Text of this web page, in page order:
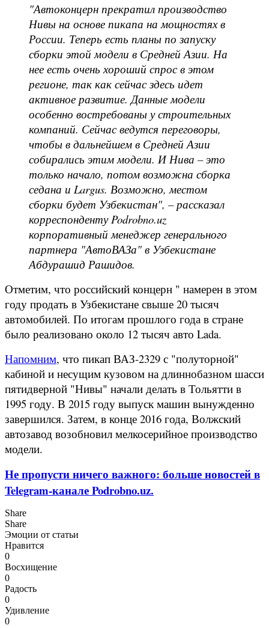
"Автоконцерн прекратил производство
Нивы на основе пикапа на мощностях в
России. Теперь есть планы по запуску
сборки этой модели в Средней Азии. На
нее есть очень хороший спрос в этом
регионе, так как сейчас здесь идет
активное развитие. Данные модели
особенно востребованы у строительных
компаний. Сейчас ведутся переговоры,
чтобы в дальнейшем в Средней Азии
собирались этим модели. И Нива – это
только начало, потом возможна сборка
седана и Largus. Возможно, местом
сборки будет Узбекистан", – рассказал
корреспонденту Podrobno.uz
корпоративный менеджер генерального
партнера "АвтоВАЗа" в Узбекистане
Абдурашид Рашидов.
Отметим, что российский концерн " намерен в этом
году продать в Узбекистане свыше 20 тысяч
автомобилей. По итогам прошлого года в стране
было реализовано около 12 тысяч авто Lada.
Напомним, что пикап ВАЗ-2329 с "полуторной"
кабиной и несущим кузовом на длиннобазном шасси
пятидверной "Нивы" начали делать в Тольятти в
1995 году. В 2015 году выпуск машин вынужденно
завершился. Затем, в конце 2016 года, Волжский
автозавод возобновил мелкосерийное производство
модели.
Не пропусти ничего важного: больше новостей в
Telegram-канале Podrobno.uz.
Share
Share
Эмоции от статьи
Нравится
0
Восхищение
0
Радость
0
Удивление
0